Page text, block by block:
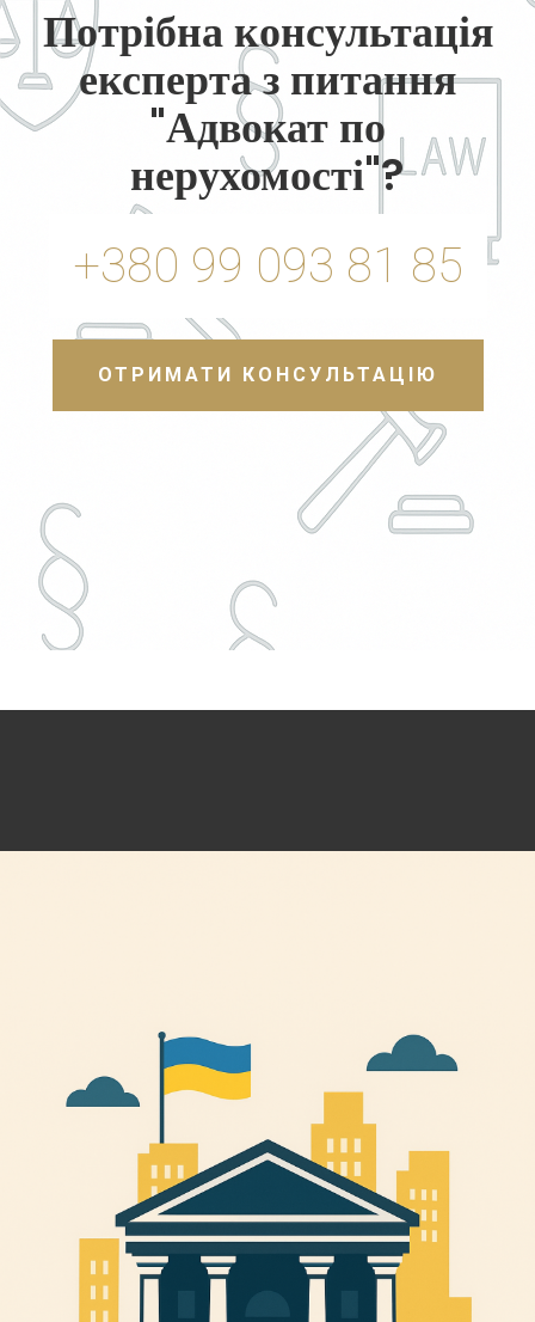
Потрібна консультація
експерта з питання
"Адвокат по
нерухомості"?
+380 99 093 81 85
ОТРИМАТИ КОНСУЛЬТАЦІЮ